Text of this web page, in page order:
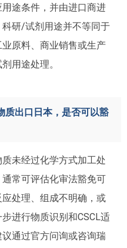
途条件，并由进口商进
研/试剂用途并不等同于
原料、商业销售或生产
用途处理。
质出口日本，是否可以豁
未经过化学方式加工处
常可评估化审法豁免可
处理、组成不明确，或
进行物质识别和CSCL适
通过官方问询或咨询瑞